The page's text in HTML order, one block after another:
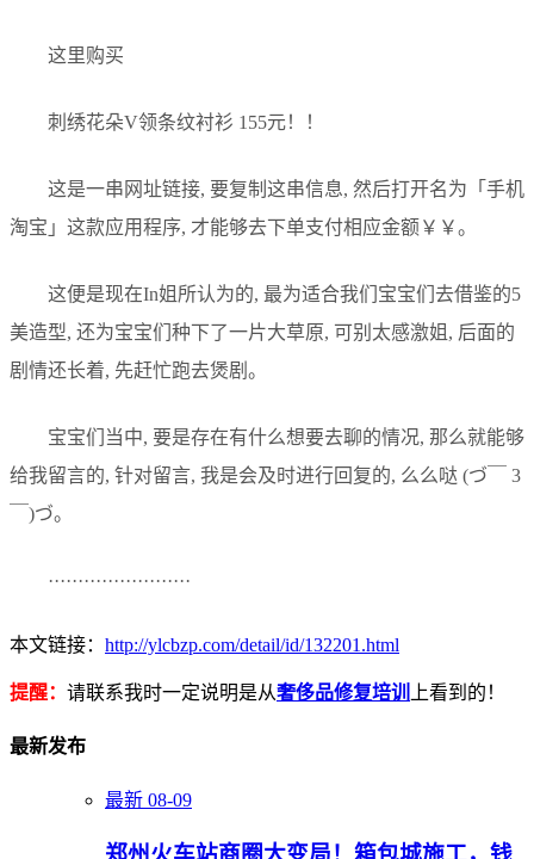
这里购买
刺绣花朵V领条纹衬衫 155元！！
这是一串网址链接, 要复制这串信息, 然后打开名为「手机
淘宝」这款应用程序, 才能够去下单支付相应金额￥￥。
这便是现在In姐所认为的, 最为适合我们宝宝们去借鉴的5
美造型, 还为宝宝们种下了一片大草原, 可别太感激姐, 后面的
剧情还长着, 先赶忙跑去煲剧。
宝宝们当中, 要是存在有什么想要去聊的情况, 那么就能够
给我留言的, 针对留言, 我是会及时进行回复的, 么么哒 (づ￣ 3
￣)づ。
························
本文链接： http://ylcbzp.com/detail/id/132201.html
提醒： 请联系我时一定说明是从奢侈品修复培训 上看到的！
最新发布
最新 08-09
郑州火车站商圈大变局！箱包城施工，钱